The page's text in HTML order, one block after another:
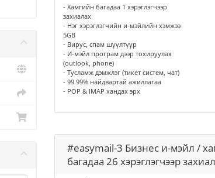
- Хамгийн багадаа 1 хэрэглэгчээр
захиалах
- Нэг хэрэглэгчийн и-мэйлийн хэмжээ
5GB
- Вирус, спам шүүлтүүр
- И-мэйл програм дээр тохируулах
(outlook, phone)
- Тусламж дэмжлэг (тикет систем, чат)
- 99.99% найдвартай ажиллагаа
- POP & IMAP хандах эрх
#easymail-3 Бизнес и-мэйл /
багадаа 26 хэрэглэгчээр